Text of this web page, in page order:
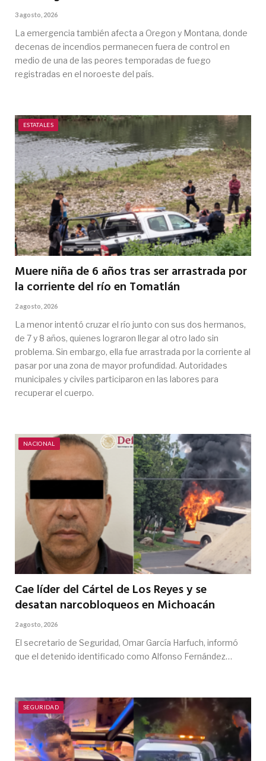
3 agosto, 2026
La emergencia también afecta a Oregon y Montana, donde
decenas de incendios permanecen fuera de control en
medio de una de las peores temporadas de fuego
registradas en el noroeste del país.
ESTATALES
Muere niña de 6 años tras ser arrastrada por
la corriente del río en Tomatlán
2 agosto, 2026
La menor intentó cruzar el río junto con sus dos hermanos,
de 7 y 8 años, quienes lograron llegar al otro lado sin
problema. Sin embargo, ella fue arrastrada por la corriente al
pasar por una zona de mayor profundidad. Autoridades
municipales y civiles participaron en las labores para
recuperar el cuerpo.
NACIONAL
Cae líder del Cártel de Los Reyes y se
desatan narcobloqueos en Michoacán
2 agosto, 2026
El secretario de Seguridad, Omar García Harfuch, informó
que el detenido identificado como Alfonso Fernández…
SEGURIDAD